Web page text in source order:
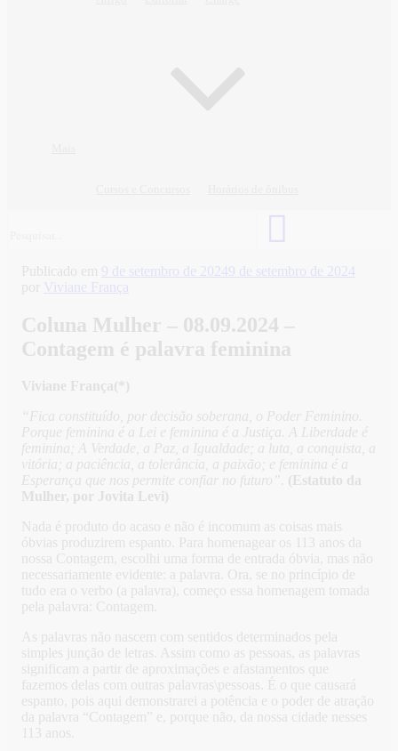
Publicado em 9 de setembro de 20249 de setembro de 2024
por
Viviane França
Coluna Mulher – 08.09.2024 –
Contagem é palavra feminina
Viviane França(*)
“Fica constituído, por decisão soberana, o Poder Feminino.
Porque feminina é a Lei e feminina é a Justiça. A Liberdade é
feminina; A Verdade, a Paz, a Igualdade; a luta, a conquista, a
vitória; a paciência, a tolerância, a paixão; e feminina é a
Esperança que nos permite confiar no futuro”. (Estatuto da
Mulher, por Jovita Levi)
Nada é produto do acaso e não é incomum as coisas mais
óbvias produzirem espanto. Para homenagear os 113 anos da
nossa Contagem, escolhi uma forma de entrada óbvia, mas não
necessariamente evidente: a palavra. Ora, se no princípio de
tudo era o verbo (a palavra), começo essa homenagem tomada
pela palavra: Contagem.
As palavras não nascem com sentidos determinados pela
simples junção de letras. Assim como as pessoas, as palavras
significam a partir de aproximações e afastamentos que
fazemos delas com outras palavras\pessoas. É o que causará
espanto, pois aqui demonstrarei a potência e o poder de atração
da palavra “Contagem” e, porque não, da nossa cidade nesses
113 anos.